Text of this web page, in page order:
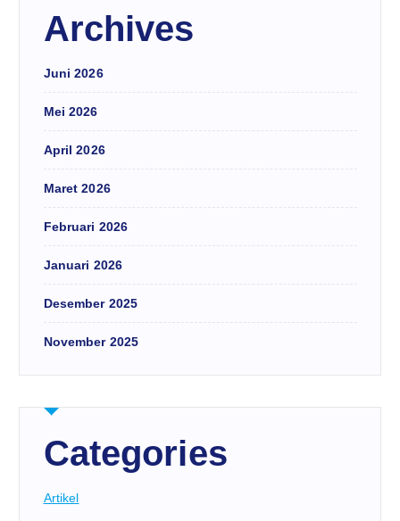
Archives
Juni 2026
Mei 2026
April 2026
Maret 2026
Februari 2026
Januari 2026
Desember 2025
November 2025
Categories
Artikel